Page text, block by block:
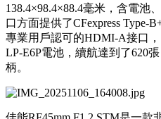
138.4×98.4×88.4毫米，含電池
口方面提供了CFexpress Type-
專業用戶認可的HDMI-A接口
LP-E6P電池，續航達到了620
柄。